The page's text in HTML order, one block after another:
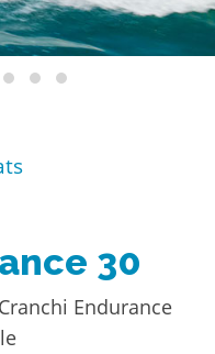
30
Endurance